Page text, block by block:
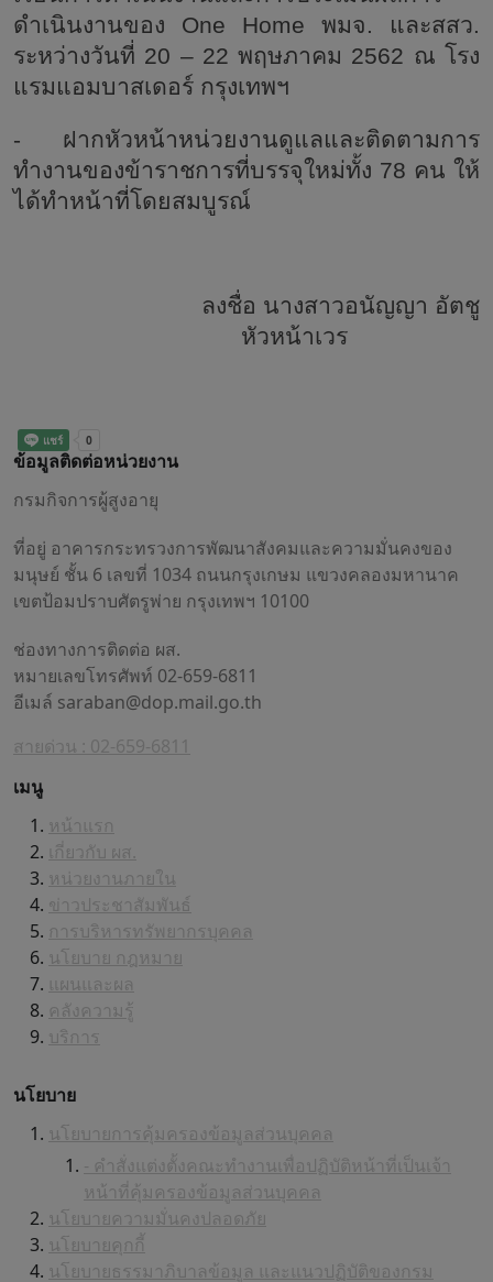
ดำเนินงานของ One Home พมจ. และสสว.
ระหว่างวันที่ 20 – 22 พฤษภาคม 2562 ณ โรง
แรมแอมบาสเดอร์ กรุงเทพฯ
- ฝากหัวหน้าหน่วยงานดูแลและติดตามการ
ทำงานของข้าราชการที่บรรจุใหม่ทั้ง 78 คน ให้
ได้ทำหน้าที่โดยสมบูรณ์
ลงชื่อ นางสาวอนัญญา อัตชู
หัวหน้าเวร
ข้อมูลติดต่อหน่วยงาน
กรมกิจการผู้สูงอายุ
ที่อยู่ อาคารกระทรวงการพัฒนาสังคมและความมั่นคงของ
มนุษย์ ชั้น 6 เลขที่ 1034 ถนนกรุงเกษม แขวงคลองมหานาค
เขตป้อมปราบศัตรูพ่าย กรุงเทพฯ 10100
ช่องทางการติดต่อ ผส.
หมายเลขโทรศัพท์ 02-659-6811
อีเมล์ saraban@dop.mail.go.th
สายด่วน : 02-659-6811
เมนู
หน้าแรก
เกี่ยวกับ ผส.
หน่วยงานภายใน
ข่าวประชาสัมพันธ์
การบริหารทรัพยากรบุคคล
นโยบาย กฎหมาย
แผนและผล
คลังความรู้
บริการ
นโยบาย
นโยบายการคุ้มครองข้อมูลส่วนบุคคล
- คำสั่งแต่งตั้งคณะทำงานเพื่อปฏิบัติหน้าที่เป็นเจ้า
หน้าที่คุ้มครองข้อมูลส่วนบุคคล
นโยบายความมั่นคงปลอดภัย
นโยบายคุกกี้
นโยบายธรรมาภิบาลข้อมูล และแนวปฏิบัติของกรม